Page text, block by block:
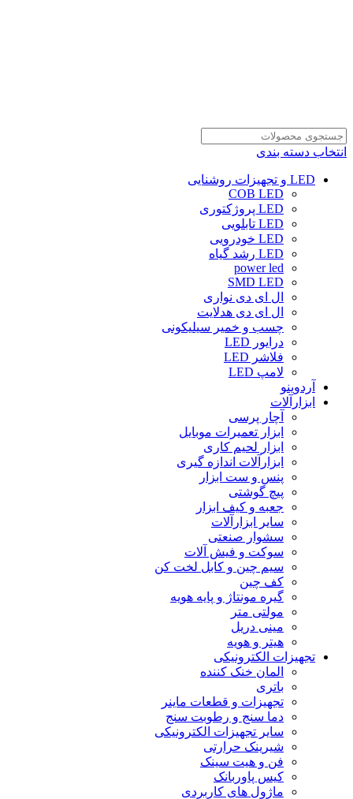
انتخاب دسته بندی
LED و تجهیزات روشنایی
COB LED
LED پروژکتوری
LED تابلویی
LED خودرویی
LED رشد گیاه
power led
SMD LED
ال ای دی نواری
ال ای دی هدلایت
چسب و خمیر سیلیکونی
درایور LED
فلاشر LED
لامپ LED
آردوینو
ابزارآلات
آچار پرسی
ابزار تعمیرات موبایل
ابزار لحیم کاری
ابزارآلات اندازه گیری
پنس و ست ابزار
پیچ گوشتی
جعبه و کیف ابزار
سایر ابزارآلات
سشوار صنعتی
سوکت و فیش آلات
سیم چین و کابل لخت کن
کف چین
گیره مونتاژ و پایه هویه
مولتی متر
مینی دریل
هیتر و هویه
تجهیزات الکترونیکی
المان خنک کننده
باتری
تجهیزات و قطعات ماینر
دما سنج و رطوبت سنج
سایر تجهیزات الکترونیکی
شیرینک حرارتی
فن و هیت سینک
کیس پاوربانک
ماژول های کاربردی